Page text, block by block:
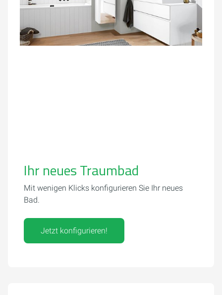
Ihr neues Traumbad
Mit wenigen Klicks konfigurieren Sie Ihr neues
Bad.
Jetzt konfigurieren!